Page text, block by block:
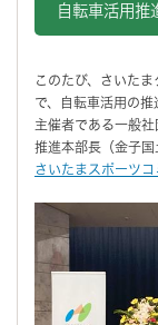
自転車活用推
このたび、さいた
で、自転車活用の
主催者である一般
推進本部長（金子国
さいたまスポーツコ